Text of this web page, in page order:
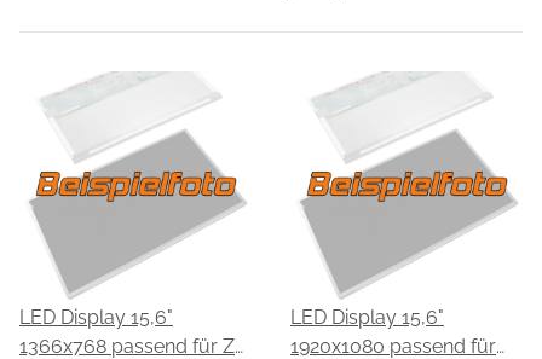
LED Display 15,6"
1366x768 passend für ZX
LED Display 15,6"
1920x1080 passend für